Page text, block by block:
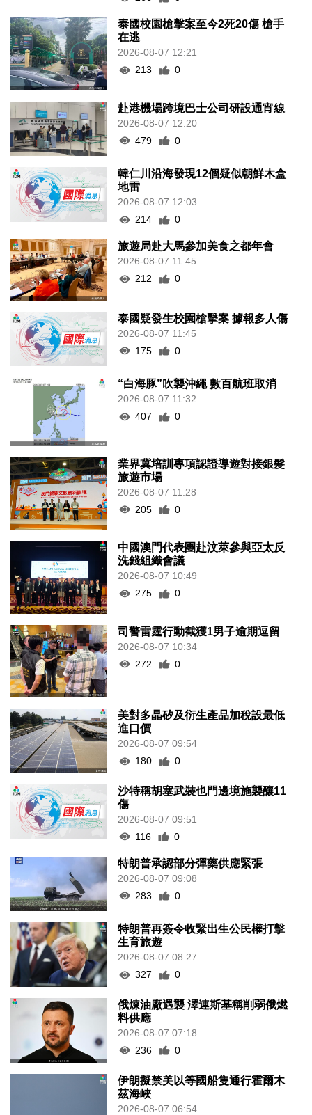
泰國校園槍擊案至今2死20傷 槍手
在逃
2026-08-07 12:21
213
0
赴港機場跨境巴士公司研設通宵線
2026-08-07 12:20
479
0
韓仁川沿海發現12個疑似朝鮮木盒
地雷
2026-08-07 12:03
214
0
旅遊局赴大馬參加美食之都年會
2026-08-07 11:45
212
0
泰國疑發生校園槍擊案 據報多人傷
2026-08-07 11:45
175
0
“白海豚”吹襲沖繩 數百航班取消
2026-08-07 11:32
407
0
業界冀培訓專項認證導遊對接銀髮
旅遊市場
2026-08-07 11:28
205
0
中國澳門代表團赴汶萊參與亞太反
洗錢組織會議
2026-08-07 10:49
275
0
司警雷霆行動截獲1男子逾期逗留
2026-08-07 10:34
272
0
美對多晶矽及衍生產品加稅設最低
進口價
2026-08-07 09:54
180
0
沙特稱胡塞武裝也門邊境施襲釀11
傷
2026-08-07 09:51
116
0
特朗普承認部分彈藥供應緊張
2026-08-07 09:08
283
0
特朗普再簽令收緊出生公民權打擊
生育旅遊
2026-08-07 08:27
327
0
俄煉油廠遇襲 澤連斯基稱削弱俄燃
料供應
2026-08-07 07:18
236
0
伊朗擬禁美以等國船隻通行霍爾木
茲海峽
2026-08-07 06:54